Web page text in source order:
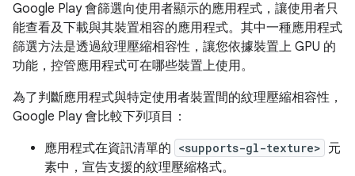
Google Play 會篩選向使用者顯示的應用程式，讓使用者只
能查看及下載與其裝置相容的應用程式。其中一種應用程式
篩選方法是透過紋理壓縮相容性，讓您依據裝置上 GPU 的
功能，控管應用程式可在哪些裝置上使用。
為了判斷應用程式與特定使用者裝置間的紋理壓縮相容性，
Google Play 會比較下列項目：
應用程式在資訊清單的 <supports-gl-texture> 元
素中，宣告支援的紋理壓縮格式。